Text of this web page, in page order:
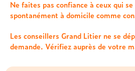
Ne faites pas confiance à ceux qui
spontanément à domicile comme
Les conseillers Grand Litier ne se
demande. Vérifiez auprès de votre